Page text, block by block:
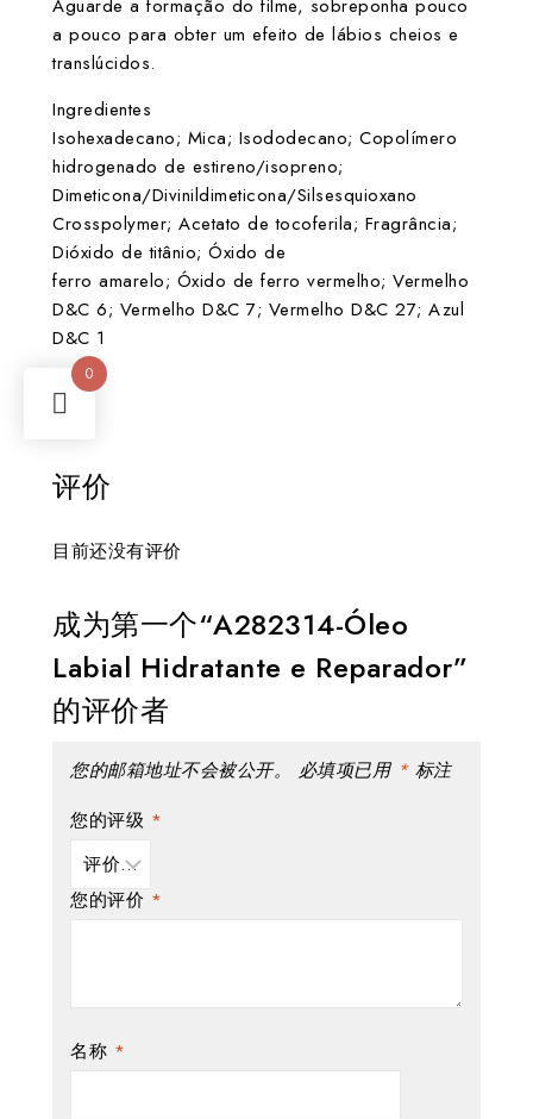
Aguarde a formação do filme, sobreponha pouco
a pouco para obter um efeito de lábios cheios e
translúcidos.
Ingredientes
Isohexadecano; Mica; Isododecano; Copolímero
hidrogenado de estireno/isopreno;
Dimeticona/Divinildimeticona/Silsesquioxano
Crosspolymer; Acetato de tocoferila; Fragrância;
Dióxido de titânio; Óxido de
ferro amarelo; Óxido de ferro vermelho; Vermelho
D&C 6; Vermelho D&C 7; Vermelho D&C 27; Azul
D&C 1
评价
目前还没有评价
成为第一个“A282314-Óleo
Labial Hidratante e Reparador”
的评价者
您的邮箱地址不会被公开。 必填项已用 *标注
您的评级 *
您的评价 *
名称 *
0